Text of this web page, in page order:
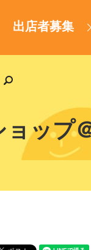
出店者募集
ップ